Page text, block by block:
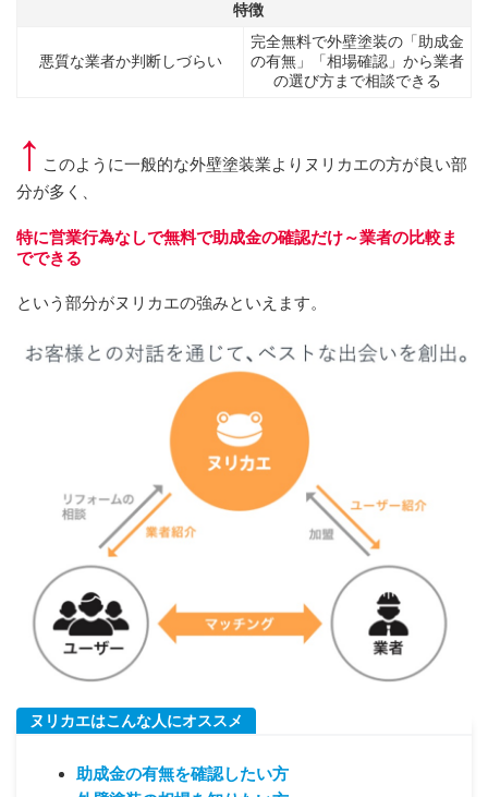
特徴
悪質な業者か判断しづらい
完全無料で外壁塗装の「助成金
の有無」「相場確認」から業者
の選び方まで相談できる
↑ このように一般的な外壁塗装業よりヌリカエの方が良い部
分が多く、
特に営業行為なしで無料で助成金の確認だけ～業者の比較ま
でできる
という部分がヌリカエの強みといえます。
ヌリカエはこんな人にオススメ
助成金の有無を確認したい方